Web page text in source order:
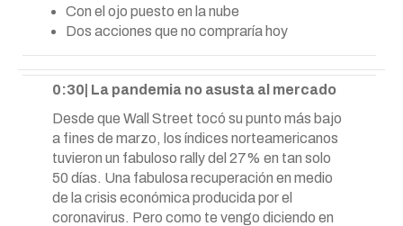
Con el ojo puesto en la nube
Dos acciones que no compraría hoy
0:30| La pandemia no asusta al mercado
Desde que Wall Street tocó su punto más bajo
a fines de marzo, los índices norteamericanos
tuvieron un fabuloso rally del 27% en tan solo
50 días. Una fabulosa recuperación en medio
de la crisis económica producida por el
coronavirus. Pero como te vengo diciendo en